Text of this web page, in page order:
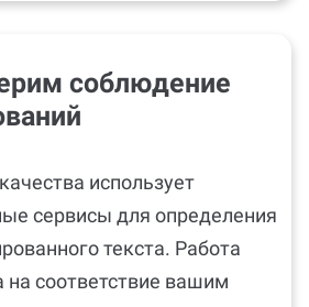
соблюдение
использует
сервисы для определения
текста. Работа
на соответствие вашим